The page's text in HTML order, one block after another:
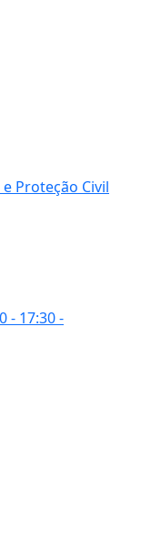
Proteção Civil
- 17:30-